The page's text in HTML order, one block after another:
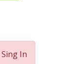
Sing In